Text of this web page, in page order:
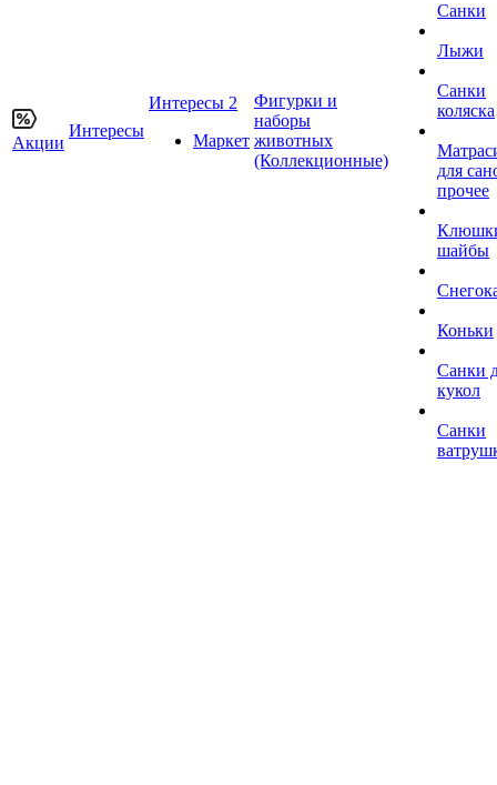
Акции
Интересы
Интересы 2
Маркет
Фигурки и
наборы
животных
(Коллекционные)
Санки
Лыжи
Санки
коляска
для
прочее
шайбы
Коньки
Санки
кукол
Санки